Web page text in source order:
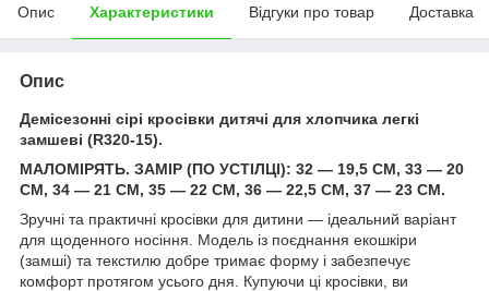
Опис Характеристики Відгуки про товар Доставка
Опис
Демісезонні сірі кросівки дитячі для хлопчика легкі
замшеві (R320-15).
МАЛОМІРЯТЬ. ЗАМІР (ПО УСТІЛЦІ): 32 — 19,5 СМ, 33 — 20
СМ, 34 — 21 СМ, 35 — 22 СМ, 36 — 22,5 СМ, 37 — 23 СМ.
Зручні та практичні кросівки для дитини — ідеальний варіант
для щоденного носіння. Модель із поєднання екошкіри
(замші) та текстилю добре тримає форму і забезпечує
комфорт протягом усього дня. Купуючи ці кросівки, ви